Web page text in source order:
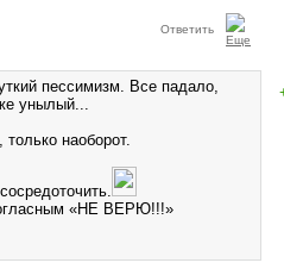
Ответить
пессимизм. Все падало,
унылый...
наоборот.
«НЕ ВЕРЮ!!!»